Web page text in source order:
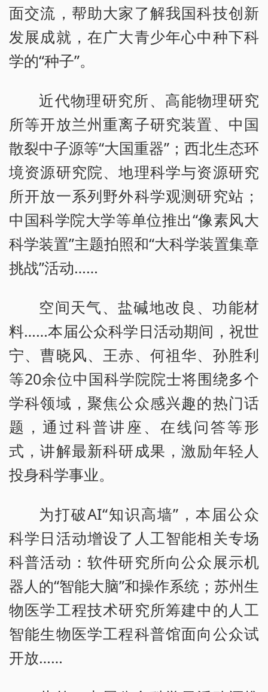
面交流，帮助大家了解我国科技创新
发展成就，在广大青少年心中种下科
学的“种子”。
近代物理研究所、高能物理研究
所等开放兰州重离子研究装置、中国
散裂中子源等“大国重器”；西北生态环
境资源研究院、地理科学与资源研究
所开放一系列野外科学观测研究站；
中国科学院大学等单位推出“像素风大
科学装置”主题拍照和“大科学装置集章
挑战”活动……
空间天气、盐碱地改良、功能材
料……本届公众科学日活动期间，祝世
宁、曹晓风、王赤、何祖华、孙胜利
等20余位中国科学院院士将围绕多个
学科领域，聚焦公众感兴趣的热门话
题，通过科普讲座、在线问答等形
式，讲解最新科研成果，激励年轻人
投身科学事业。
为打破AI“知识高墙”，本届公众
科学日活动增设了人工智能相关专场
科普活动：软件研究所向公众展示机
器人的“智能大脑”和操作系统；苏州生
物医学工程技术研究所筹建中的人工
智能生物医学工程科普馆面向公众试
开放……